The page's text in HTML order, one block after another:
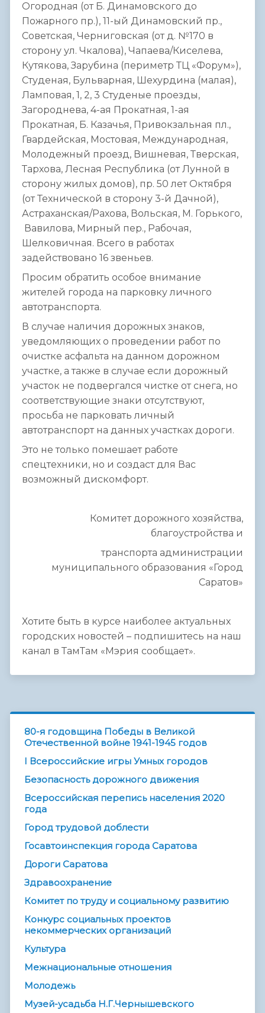
Огородная (от Б. Динамовского до
Пожарного пр.), 11-ый Динамовский пр.,
Советская, Черниговская (от д. №170 в
сторону ул. Чкалова), Чапаева/Киселева,
Кутякова, Зарубина (периметр ТЦ «Форум»),
Студеная, Бульварная, Шехурдина (малая),
Ламповая, 1, 2, 3 Студеные проезды,
Загороднева, 4-ая Прокатная, 1-ая
Прокатная, Б. Казачья, Привокзальная пл.,
Гвардейская, Мостовая, Международная,
Молодежный проезд, Вишневая, Тверская,
Тархова, Лесная Республика (от Лунной в
сторону жилых домов), пр. 50 лет Октября
(от Технической в сторону 3-й Дачной),
Астраханская/Рахова, Вольская, М. Горького,
Вавилова, Мирный пер., Рабочая,
Шелковичная. Всего в работах
задействовано 16 звеньев.
Просим обратить особое внимание
жителей города на парковку личного
автотранспорта.
В случае наличия дорожных знаков,
уведомляющих о проведении работ по
очистке асфальта на данном дорожном
участке, а также в случае если дорожный
участок не подвергался чистке от снега, но
соответствующие знаки отсутствуют,
просьба не парковать личный
автотранспорт на данных участках дороги.
Это не только помешает работе
спецтехники, но и создаст для Вас
возможный дискомфорт.
Комитет дорожного хозяйства,
благоустройства и
транспорта администрации
муниципального образования «Город
Саратов»
Хотите быть в курсе наиболее актуальных
городских новостей – подпишитесь на наш
канал в ТамТам «Мэрия сообщает».
80-я годовщина Победы в Великой
Отечественной войне 1941-1945 годов
I Всероссийские игры Умных городов
Безопасность дорожного движения
Всероссийская перепись населения 2020
года
Город трудовой доблести
Госавтоинспекция города Саратова
Дороги Саратова
Здравоохранение
Комитет по труду и социальному развитию
Конкурс социальных проектов
некоммерческих организаций
Культура
Межнациональные отношения
Молодежь
Музей-усадьба Н.Г.Чернышевского